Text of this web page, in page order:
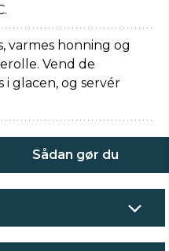
varmes honning og
Vend de
glacen, og servér
Sådan gør du